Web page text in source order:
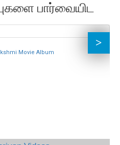
பார்வையிட
Movie Album